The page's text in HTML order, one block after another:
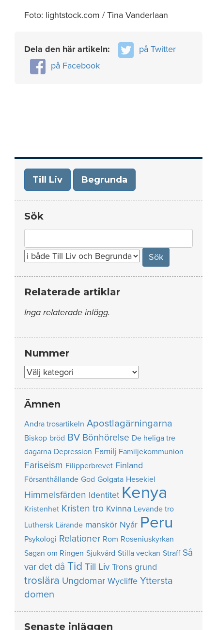
Foto: lightstock.com / Tina Vanderlaan
Dela den här artikeln:
på Twitter
på Facebook
Till Liv Begrunda
Sök
for:
Relaterade artiklar
Inga relaterade inlägg.
Nummer
Nummer
Ämnen
Andra trosartikeln Apostlagärningarna
Biskop bröd BV Bönhörelse De heliga tre
dagarna Depression Familj Familjekommunion
Fariseism Filipperbrevet Finland
Försanthållande God Golgata Hesekiel
Himmelsfärden Identitet Kenya
Kristenhet Kristen tro Kvinna Levande tro
Luthersk Lärande manskör Nyår Peru
Psykologi Relationer Rom Roseniuskyrkan
Sagan om Ringen Sjukvård Stilla veckan Straff Så
var det då Tid Till Liv Trons grund
troslära Ungdomar Wycliffe Yttersta
domen
Senaste inläggen